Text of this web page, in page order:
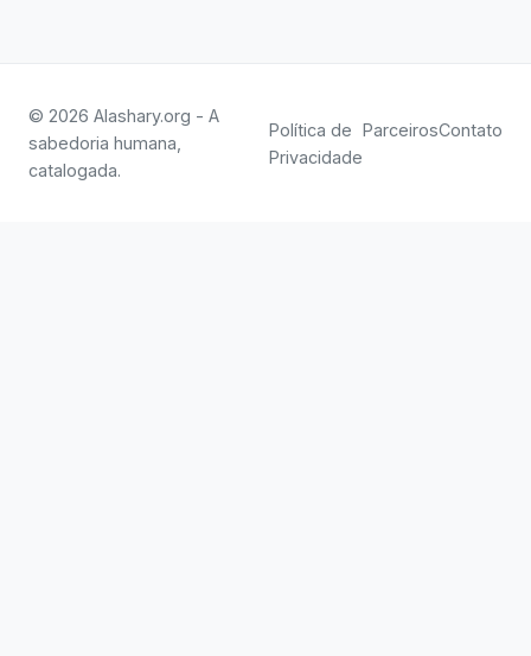
© 2026 Alashary.org - A
sabedoria humana,
catalogada.
Política de
Privacidade
ParceirosContato